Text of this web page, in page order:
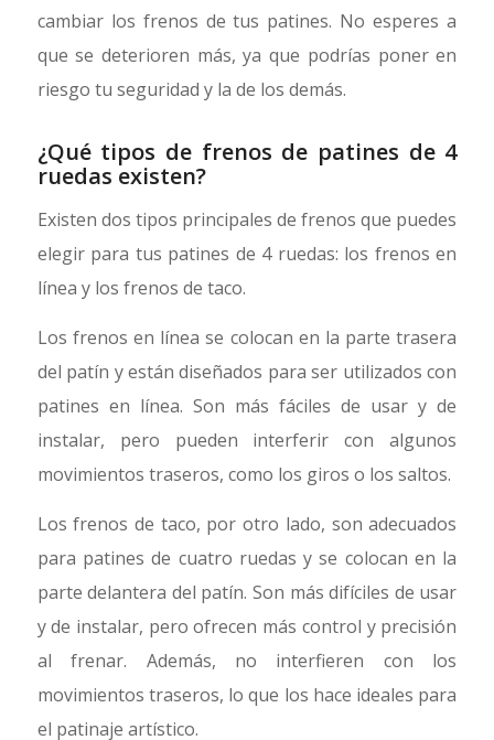
cambiar los frenos de tus patines. No esperes a
que se deterioren más, ya que podrías poner en
riesgo tu seguridad y la de los demás.
¿Qué tipos de frenos de patines de 4
ruedas existen?
Existen dos tipos principales de frenos que puedes
elegir para tus patines de 4 ruedas: los frenos en
línea y los frenos de taco.
Los frenos en línea se colocan en la parte trasera
del patín y están diseñados para ser utilizados con
patines en línea. Son más fáciles de usar y de
instalar, pero pueden interferir con algunos
movimientos traseros, como los giros o los saltos.
Los frenos de taco, por otro lado, son adecuados
para patines de cuatro ruedas y se colocan en la
parte delantera del patín. Son más difíciles de usar
y de instalar, pero ofrecen más control y precisión
al frenar. Además, no interfieren con los
movimientos traseros, lo que los hace ideales para
el patinaje artístico.